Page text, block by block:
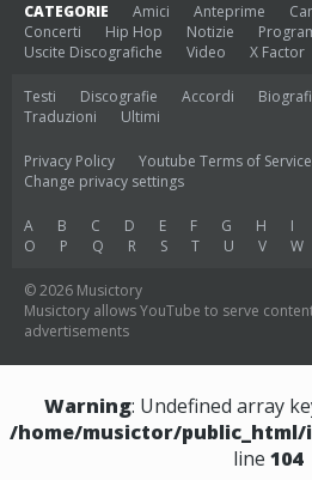
CATEGORIE Amici Anteprime
Concerti
Hip Hop Notizie
Uscite Discografiche
Video X Factor
Testi Discografie Accordi
Traduzioni
Ultimi
Privacy Policy Youtube Terms of Service
Change privacy settings
A B C D E F G H I
O
P Q R S T U V W
© 2026 Musictory
Musictory allows YouTube to serve
advertisements
Warning: Undefined array
/home/musictor/
line 104